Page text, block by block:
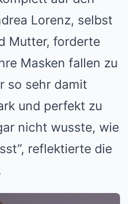
Lorenz, selbst
Mutter, forderte
Masken fallen zu
so sehr damit
und perfekt zu
nicht wusste, wie
reflektierte die